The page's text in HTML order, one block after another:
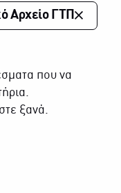
Αρχείο ΓΤΠ
που να
ξανά.